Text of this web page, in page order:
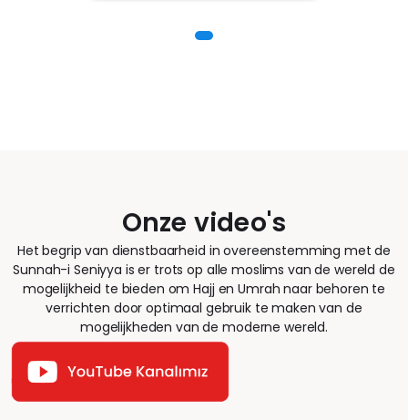
Onze video's
Het begrip van dienstbaarheid in overeenstemming met de
Sunnah-i Seniyya is er trots op alle moslims van de wereld de
mogelijkheid te bieden om Hajj en Umrah naar behoren te
verrichten door optimaal gebruik te maken van de
mogelijkheden van de moderne wereld.